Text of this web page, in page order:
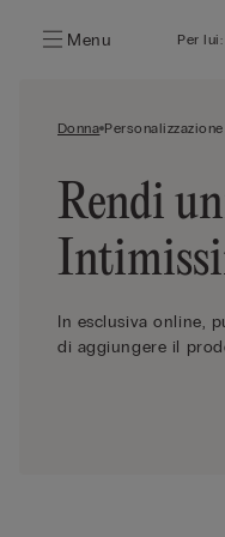
Menu Per lui:
Donna Personalizzazione
Rendi
In esclusiva online,
di aggiungere il